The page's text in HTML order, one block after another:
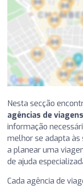
Nesta secção
agências de
informação
melhor se adapta às
a planear uma
de ajuda
Cada agência de